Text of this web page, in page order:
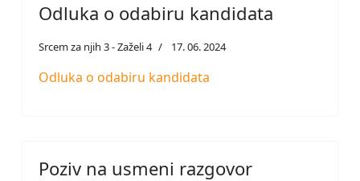
Odluka o odabiru kandidata
Srcem za njih 3 - Zaželi 4 17. 06. 2024
Odluka o odabiru kandidata
Poziv na usmeni razgovor